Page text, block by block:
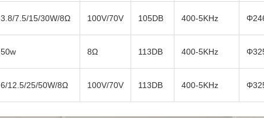
3.8/7.5/15/30W/8Ω 100V/70V 105DB 400-5KHz
50w 8Ω 113DB 400-5KHz
6/12.5/25/50W/8Ω 100V/70V 113DB 400-5KHz